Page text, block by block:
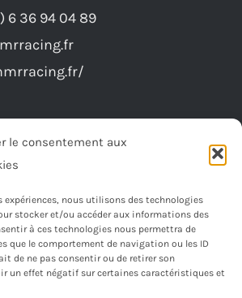
le consentement aux
expériences, nous utilisons des technologies
stocker et/ou accéder aux informations des
à ces technologies nous permettra de
que le comportement de navigation ou les ID
de ne pas consentir ou de retirer son
un effet négatif sur certaines caractéristiques et
6 36 94 04 89